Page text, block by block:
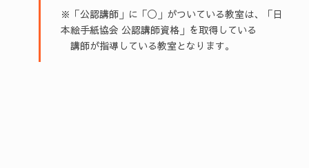
※「公認講師」に「◯」がついている教室は、「日
本絵手紙協会 公認講師資格」を取得している
講師が指導している教室となります。